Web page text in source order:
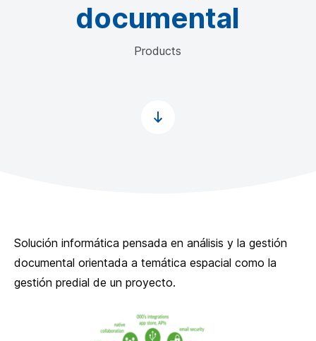
documental
Products
Solución informática pensada en análisis y la gestión
documental orientada a temática espacial como la
gestión predial de un proyecto.